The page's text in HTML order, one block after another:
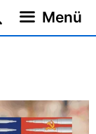
Menü